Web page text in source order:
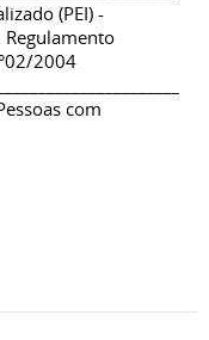
(PEI) -
2004
com